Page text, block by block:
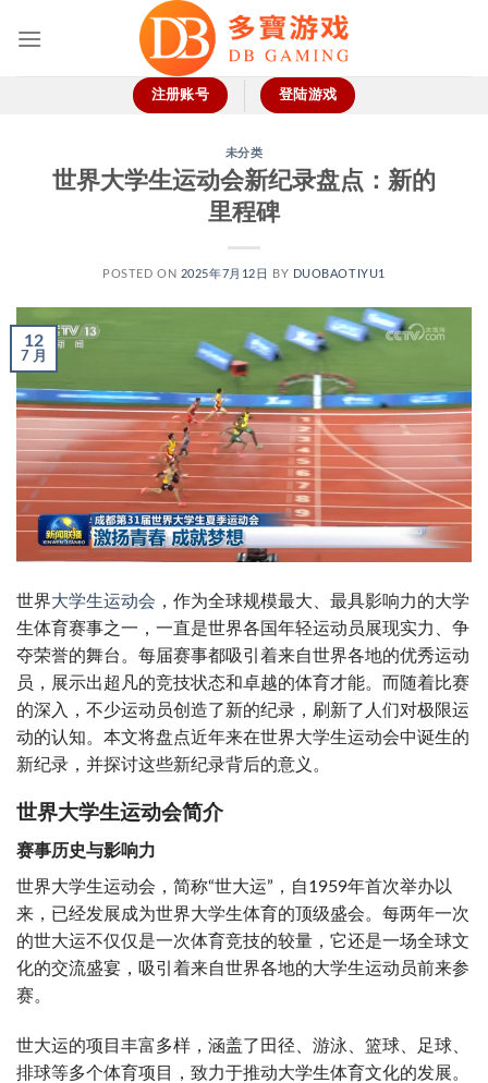
注册账号 登陆游戏
未分类
世界大学生运动会新纪录盘点：新的
里程碑
POSTED ON 2025年7月12日 BY DUOBAOTIYU1
12
7 月
世界大学生运动会 ，作为全球规模最大、最具影响力的大学
生体育赛事之一，一直是世界各国年轻运动员展现实力、争
夺荣誉的舞台。每届赛事都吸引着来自世界各地的优秀运动
员，展示出超凡的竞技状态和卓越的体育才能。而随着比赛
的深入，不少运动员创造了新的纪录，刷新了人们对极限运
动的认知。本文将盘点近年来在世界大学生运动会中诞生的
新纪录，并探讨这些新纪录背后的意义。
世界大学生运动会简介
赛事历史与影响力
世界大学生运动会，简称“世大运”，自1959年首次举办以
来，已经发展成为世界大学生体育的顶级盛会。每两年一次
的世大运不仅仅是一次体育竞技的较量，它还是一场全球文
化的交流盛宴，吸引着来自世界各地的大学生运动员前来参
赛。
世大运的项目丰富多样，涵盖了田径、游泳、篮球、足球、
排球等多个体育项目，致力于推动大学生体育文化的发展。